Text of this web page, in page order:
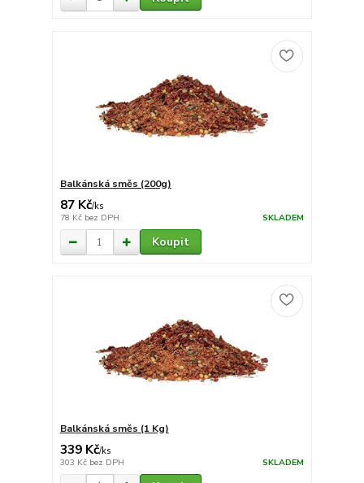
Balkánská směs (200g)
87 Kč/ks
78 Kč bez DPH SKLADEM
Koupit
Balkánská směs (1 Kg)
339 Kč/ks
303 Kč bez DPH SKLADEM